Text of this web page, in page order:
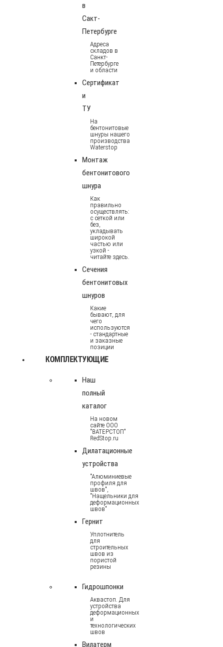
в
Сакт-
Петербурге
Адреса
складов в
Санкт-
Петербурге
и области
Сертификат
и
ТУ
На
бентонитовые
шнуры нашего
производства
Waterstop
Монтаж
бентонитового
шнура
Как
правильно
осуществлять:
с сеткой или
без,
укладывать
широкой
частью или
узкой -
читайте здесь.
Сечения
бентонитовых
шнуров
Какие
бывают, для
чего
используются
- стандартные
и заказные
позиции
КОМПЛЕКТУЮЩИЕ
Наш
полный
каталог
На новом
сайте ООО
"ВАТЕРСТОП"
RedStop.ru
Дилатационные
устройства
"Алюминиевые
профиля для
швов",
"Нащельники для
деформационных
швов"
Гернит
Уплотнитель
для
строительных
швов из
пористой
резины
Гидрошпонки
Аквастоп. Для
устройства
деформационных
и
технологических
швов
Вилатерм